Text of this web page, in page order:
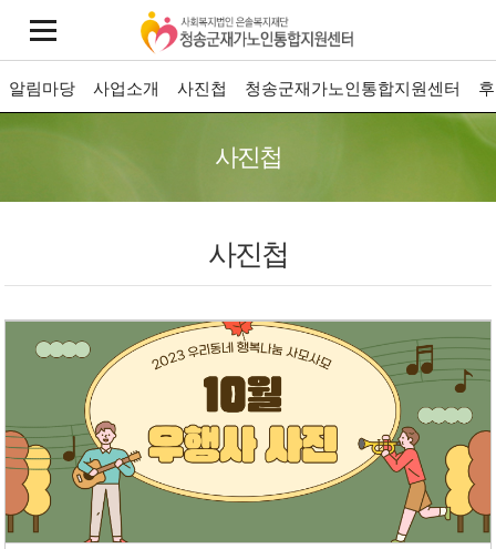
알림마당 사업소개 사진첩 청송군재가노인통합지원센터
사진첩
사진첩